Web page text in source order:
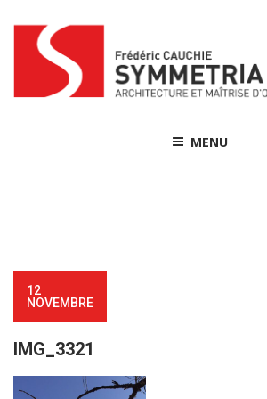
content
MENU
12
NOVEMBRE
IMG_3321